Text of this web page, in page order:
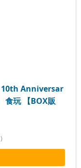
10th Anniversar
食玩 【BOX販